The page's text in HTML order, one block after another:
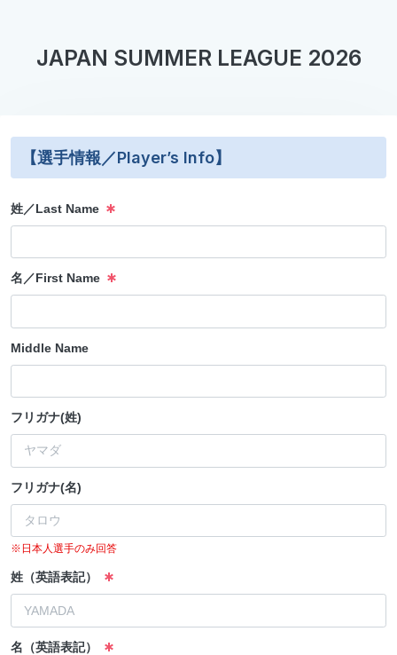
JAPAN SUMMER LEAGUE 2026
【選手情報／Player’s Info】
姓／Last Name
名／First Name
Middle Name
フリガナ(姓)
フリガナ(名)
※日本人選手のみ回答
姓（英語表記）
名（英語表記）